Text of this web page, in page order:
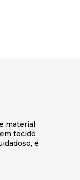
material
tecido
é